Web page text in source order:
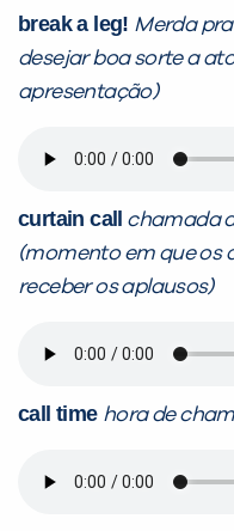
break a leg! Merda
desejar boa sorte a
apresentação)
curtain call
chamada
(momento em que os
receber os aplausos)
call time hora de